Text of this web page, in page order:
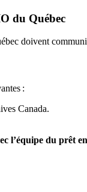
du Québec
doivent
:
Canada.
l’équipe du prêt